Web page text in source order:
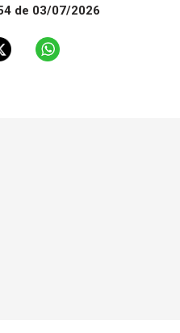
de 03/07/2026